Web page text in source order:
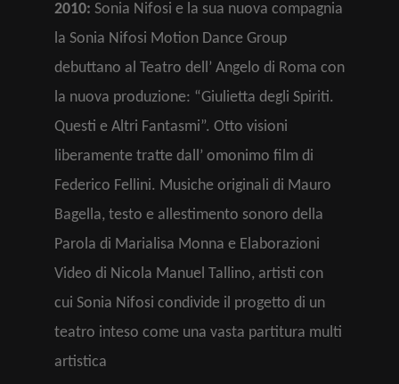
2010: Sonia Nifosi e la sua nuova compagnia
la Sonia Nifosi Motion Dance Group
debuttano al Teatro dell’ Angelo di Roma con
la nuova produzione: “Giulietta degli Spiriti.
Questi e Altri Fantasmi”. Otto visioni
liberamente tratte dall’ omonimo film di
Federico Fellini. Musiche originali di Mauro
Bagella, testo e allestimento sonoro della
Parola di Marialisa Monna e Elaborazioni
Video di Nicola Manuel Tallino, artisti con
cui Sonia Nifosi condivide il progetto di un
teatro inteso come una vasta partitura multi
artistica